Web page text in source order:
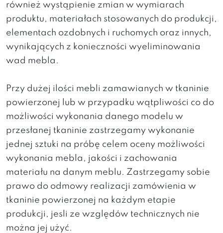
również wystąpienie zmian w wymiarach
produktu, materiałach stosowanych do produkcji,
elementach ozdobnych i ruchomych oraz innych,
wynikających z konieczności wyeliminowania
wad mebla.
Przy dużej ilości mebli zamawianych w tkaninie
powierzonej lub w przypadku wątpliwości co do
możliwości wykonania danego modelu w
przesłanej tkaninie zastrzegamy wykonanie
jednej sztuki na próbę celem oceny możliwości
wykonania mebla, jakości i zachowania
materiału na danym meblu. Zastrzegamy sobie
prawo do odmowy realizacji zamówienia w
tkaninie powierzonej na każdym etapie
produkcji, jesli ze względów technicznych nie
można jej użyć.